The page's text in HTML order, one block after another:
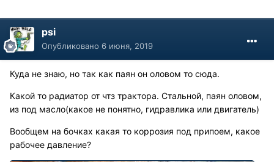
psi
Опубликовано 6 июня, 2019
Куда не знаю, но так как паян он оловом то сюда.
Какой то радиатор от чтз трактора. Стальной, паян оловом,
из под масло(какое не понятно, гидравлика или двигатель)
Вообщем на бочках какая то коррозия под припоем, какое
рабочее давление?